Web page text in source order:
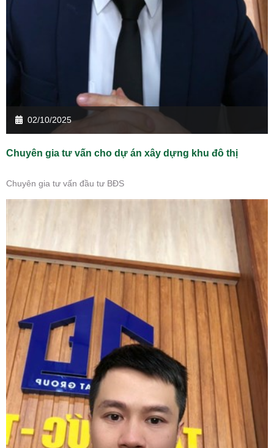
02/10/2025
Chuyên gia tư vấn cho dự án xây dựng khu đô thị
Chuyên gia tư vấn đầu tư BĐS